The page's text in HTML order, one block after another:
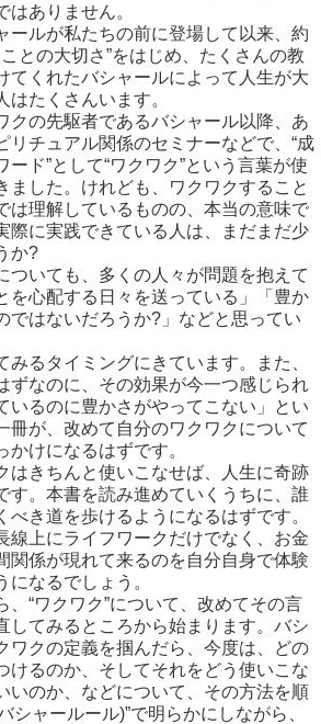
はありません。
ールが私たちの前に登場して以来、約
との大切さ”をはじめ、たくさんの教
てくれたバシャールによって人生が大
はたくさんいます。
クの先駆者であるバシャール以降、あ
リチュアル関係のセミナーなどで、“成
ド”として“ワクワク”という言葉が使
ました。けれども、ワクワクすること
は理解しているものの、本当の意味で
際に実践できている人は、まだまだ少
か?
ついても、多くの人々が問題を抱えて
を心配する日々を送っている」「豊か
ではないだろうか?」などと思ってい
みるタイミングにきています。また、
ずなのに、その効果が今一つ感じられ
いるのに豊かさがやってこない」とい
冊が、改めて自分のワクワクについて
かけになるはずです。
はきちんと使いこなせば、人生に奇跡
す。本書を読み進めていくうちに、誰
べき道を歩けるようになるはずです。
線上にライフワークだけでなく、お金
関係が現れて来るのを自分自身で体験
なるでしょう。
、“ワクワク”について、改めてその言
してみるところから始まります。バシ
ワクの定義を掴んだら、今度は、どの
けるのか、そしてそれをどう使いこな
いのか、などについて、その方法を順
シャールール)”で明らかにしながら、